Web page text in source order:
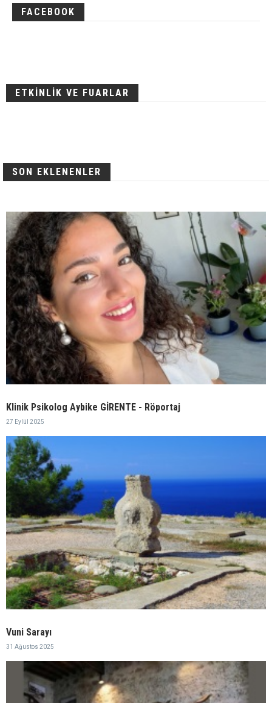
FACEBOOK
ETKİNLİK VE FUARLAR
SON EKLENENLER
Klinik Psikolog Aybike GİRENTE - Röportaj
27 Eylül 2025
Vuni Sarayı
31 Ağustos 2025